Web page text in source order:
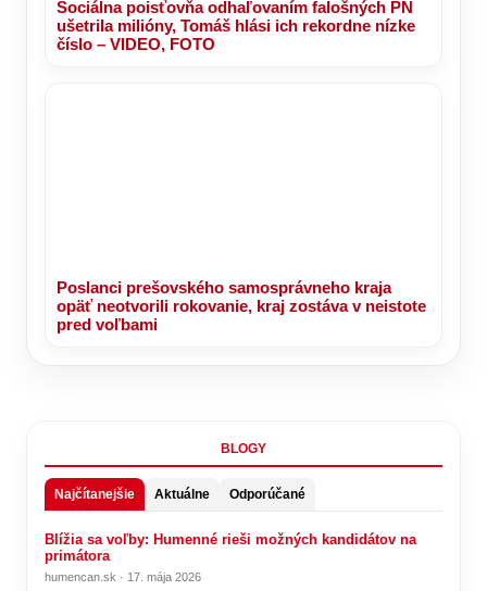
Sociálna poisťovňa odhaľovaním falošných PN
ušetrila milióny, Tomáš hlási ich rekordne nízke
číslo – VIDEO, FOTO
Poslanci prešovského samosprávneho kraja
opäť neotvorili rokovanie, kraj zostáva v neistote
pred voľbami
BLOGY
Najčítanejšie Aktuálne Odporúčané
Blížia sa voľby: Humenné rieši možných kandidátov na
primátora
humencan.sk · 17. mája 2026